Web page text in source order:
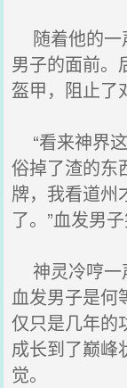
随着他的一
男子的面前。
盔甲，阻止了
“看来神界
俗掉了渣的东
牌，我看道州
了。”血发男子
神灵冷哼一
血发男子是何
仅只是几年的
成长到了巅峰
觉。